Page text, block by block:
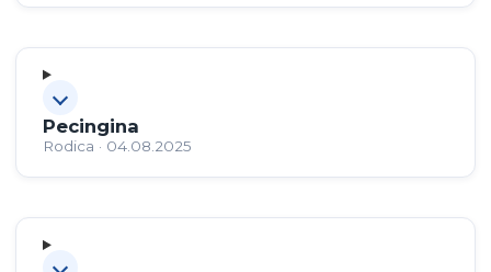
Pecingina
Rodica · 04.08.2025